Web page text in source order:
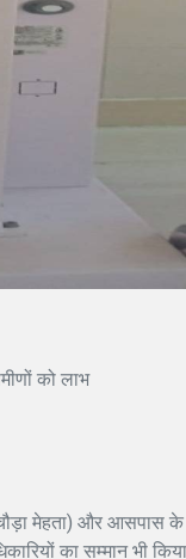
को लाभ
मेहता) और
का सम्मान भी